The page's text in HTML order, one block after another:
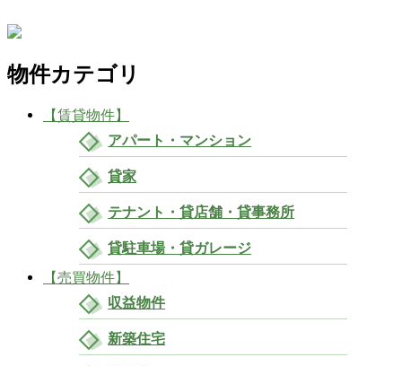
物件カテゴリ
【賃貸物件】
アパート・マンション
貸家
テナント・貸店舗・貸事務所
貸駐車場・貸ガレージ
【売買物件】
収益物件
新築住宅